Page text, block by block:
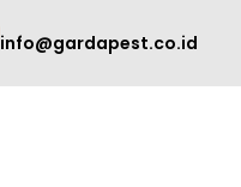
info@gardapest.co.id